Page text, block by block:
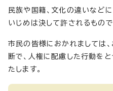
民族や国籍、文化の違いなどに
いじめは決して許されるもので
市民の皆様におかれましては
断で、人権に配慮した行動を
たします。